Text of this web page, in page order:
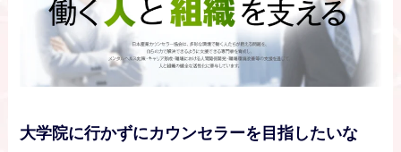
大学院に行かずにカウンセラーを目指したいな